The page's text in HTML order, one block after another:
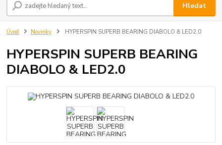
Hledat
Úvod Novinky HYPERSPIN SUPERB BEARING DIABOLO & LED2.0
HYPERSPIN SUPERB BEARING
DIABOLO & LED2.0